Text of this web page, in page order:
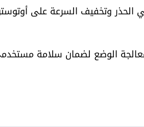
الحذر وتخفيف السرعة على
الوضع لضمان سلامة